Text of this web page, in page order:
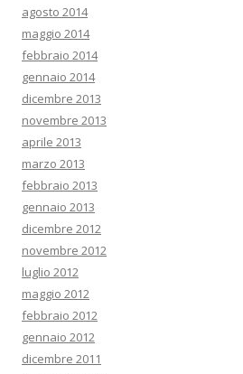
agosto 2014
maggio 2014
febbraio 2014
gennaio 2014
dicembre 2013
novembre 2013
aprile 2013
marzo 2013
febbraio 2013
gennaio 2013
dicembre 2012
novembre 2012
luglio 2012
maggio 2012
febbraio 2012
gennaio 2012
dicembre 2011